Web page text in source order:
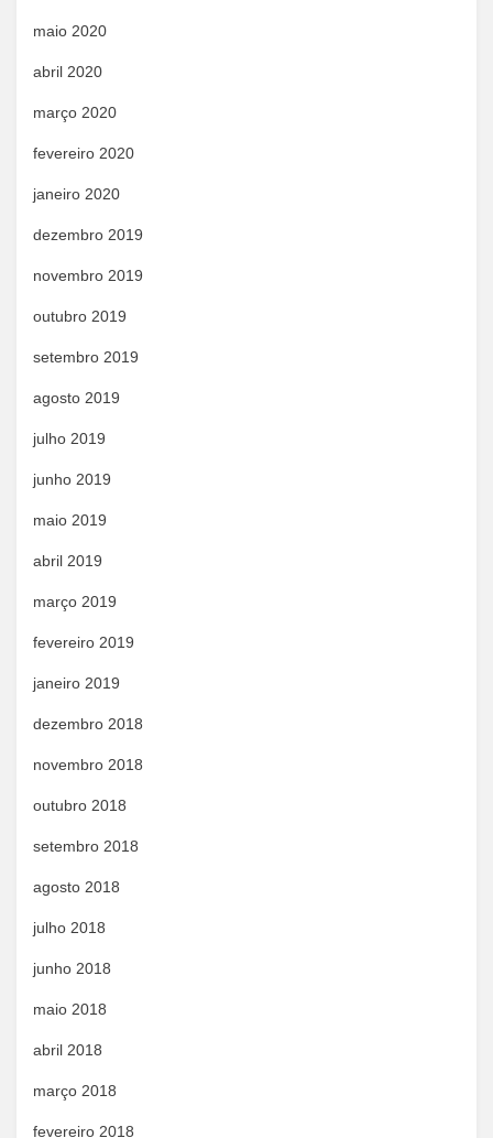
maio 2020
abril 2020
março 2020
fevereiro 2020
janeiro 2020
dezembro 2019
novembro 2019
outubro 2019
setembro 2019
agosto 2019
julho 2019
junho 2019
maio 2019
abril 2019
março 2019
fevereiro 2019
janeiro 2019
dezembro 2018
novembro 2018
outubro 2018
setembro 2018
agosto 2018
julho 2018
junho 2018
maio 2018
abril 2018
março 2018
fevereiro 2018